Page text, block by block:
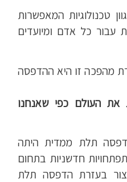
טכנולוגיות המאפשרות
עבור כל אדם ומיועדים
מהפכה זו היא ההדפסה
העולם כפי שאנחנו
תלת ממדית היתה
חדשניות בתחום
בעזרת הדפסה תלת